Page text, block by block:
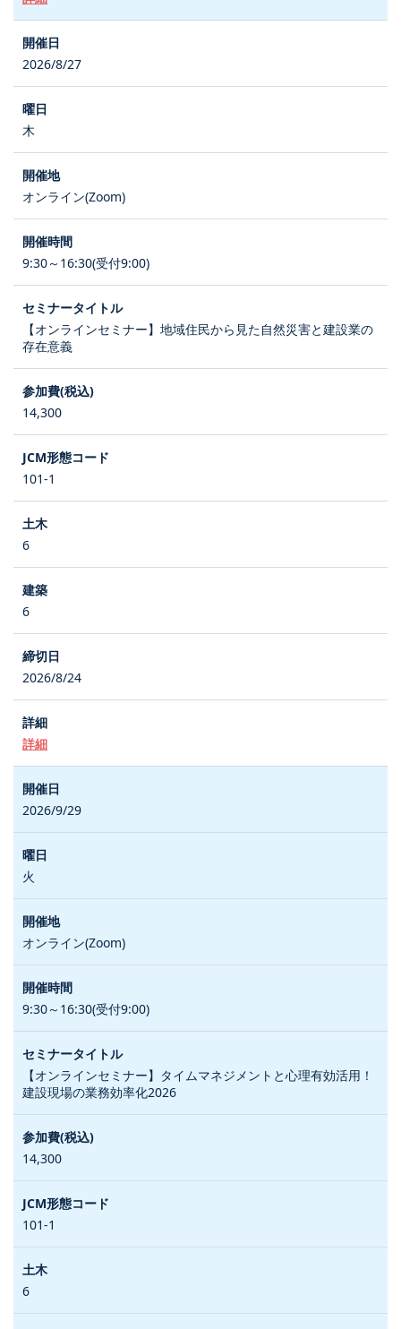
2026/8/27
木
オンライン(Zoom)
9:30～16:30(受付9:00)
【オンラインセミナー】地域住民から見た自然災害と建設業の
存在意義
14,300
101-1
6
6
2026/8/24
詳細
2026/9/29
火
オンライン(Zoom)
9:30～16:30(受付9:00)
【オンラインセミナー】タイムマネジメントと心理有効活用！
建設現場の業務効率化2026
14,300
101-1
6